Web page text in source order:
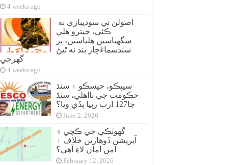
4 weeks ago
ڪئي، جيترو هلي
سگهياسين هلياسين، پر
سنڌسماءَچار بند نه ٿيڻ
گهرجي
4 weeks ago
سيپڪو، حيسڪو ۽ سنڌ
حڪومت جي نااهلي، سنڌ
جا127 ارب رپيا ٻڏي ويا؟
June 2, 2026
گهوٽڪي جي ڪچي ۾
آپريشن ڏوهارين خلاف ۽
امن امان لاءِ آهي؟
February 12, 2026